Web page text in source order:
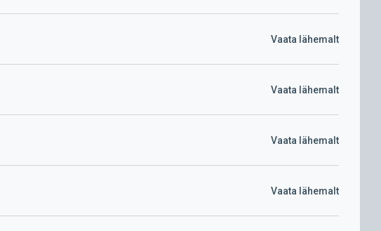
Vaata lähemalt
Vaata lähemalt
Vaata lähemalt
Vaata lähemalt